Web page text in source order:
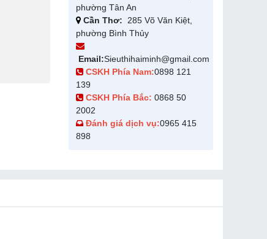
phường Tân An
Cần Thơ: 285 Võ Văn Kiệt,
phường Bình Thủy
Email:Sieuthihaiminh@gmail.com
CSKH Phía Nam:0898 121
139
CSKH Phía Bắc: 0868 50
2002
Đánh giá dịch vụ:0965 415
898